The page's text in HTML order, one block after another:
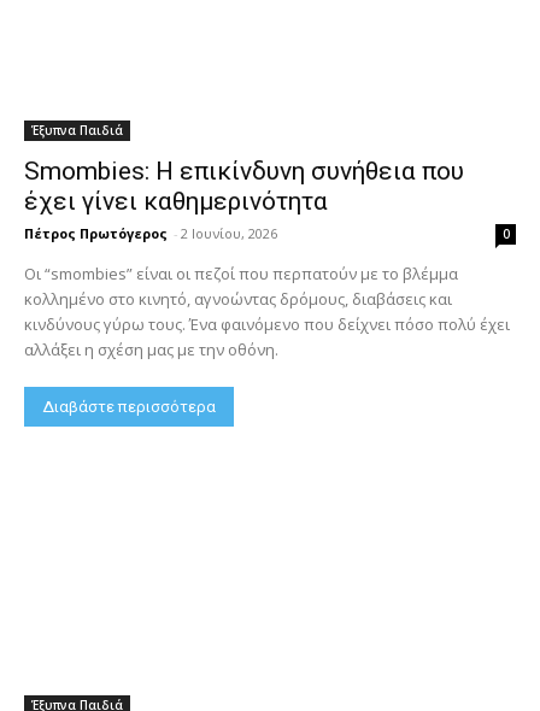
Έξυπνα Παιδιά
Smombies: Η επικίνδυνη συνήθεια που
έχει γίνει καθημερινότητα
Πέτρος Πρωτόγερος - 2 Ιουνίου, 2026 0
Οι “smombies” είναι οι πεζοί που περπατούν με το βλέμμα
κολλημένο στο κινητό, αγνοώντας δρόμους, διαβάσεις και
κινδύνους γύρω τους. Ένα φαινόμενο που δείχνει πόσο πολύ έχει
αλλάξει η σχέση μας με την οθόνη.
Διαβάστε περισσότερα
Έξυπνα Παιδιά